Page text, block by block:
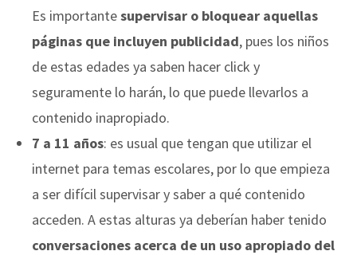
Es importantesupervisar o bloquear aquellas
páginas que incluyen publicidad, pues los niños
de estas edades ya saben hacer click y
seguramente lo harán, lo que puede llevarlos a
contenido inapropiado.
7 a 11 años: es usual que tengan que utilizar el
internet para temas escolares, por lo que empieza
a ser difícil supervisar y saber a qué contenido
acceden. A estas alturas ya deberían haber tenido
conversaciones acerca de un uso apropiado del